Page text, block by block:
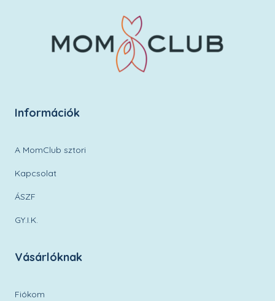
Információk
A MomClub sztori
Kapcsolat
ÁSZF
GY.I.K.
Vásárlóknak
Fiókom